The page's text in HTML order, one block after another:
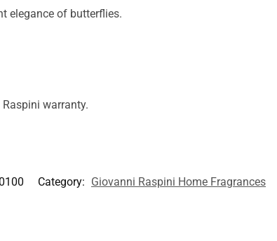
elegance of butterflies.
warranty.
Category: Giovanni Raspini Home Fragrances